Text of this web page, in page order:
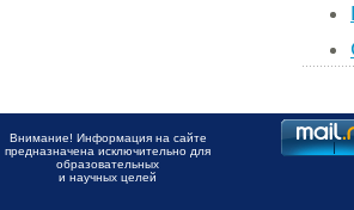
Внимание! Информация на сайте
предназначена исключительно для
образовательных
и научных целей